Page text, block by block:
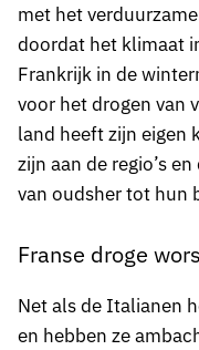
met het
doordat het klimaat
Frankrijk in de
voor het drogen van
land heeft zijn eigen
zijn aan de regio’s
van oudsher tot hun
Franse droge
Net als de Italianen
en hebben ze